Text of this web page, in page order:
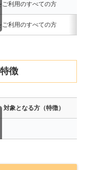
ご利用のすべての方
ご利用のすべての方
徴
対象となる方（特徴）